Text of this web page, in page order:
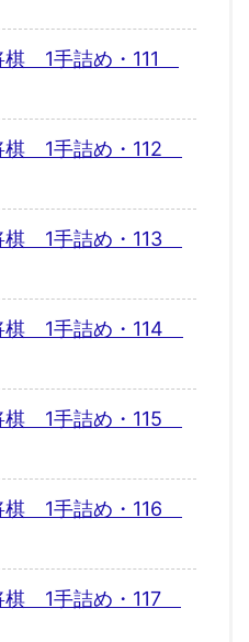
棋 1手詰め・111
棋 1手詰め・112
棋 1手詰め・113
棋 1手詰め・114
棋 1手詰め・115
棋 1手詰め・116
棋 1手詰め・117